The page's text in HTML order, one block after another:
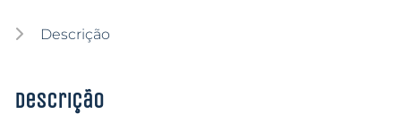
Descrição
Descrição